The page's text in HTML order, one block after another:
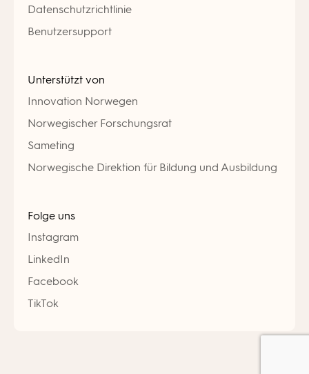
Datenschutzrichtlinie
Benutzersupport
Unterstützt von
Innovation Norwegen
Norwegischer Forschungsrat
Sameting
Norwegische Direktion für Bildung und Ausbildung
Folge uns
Instagram
LinkedIn
Facebook
TikTok